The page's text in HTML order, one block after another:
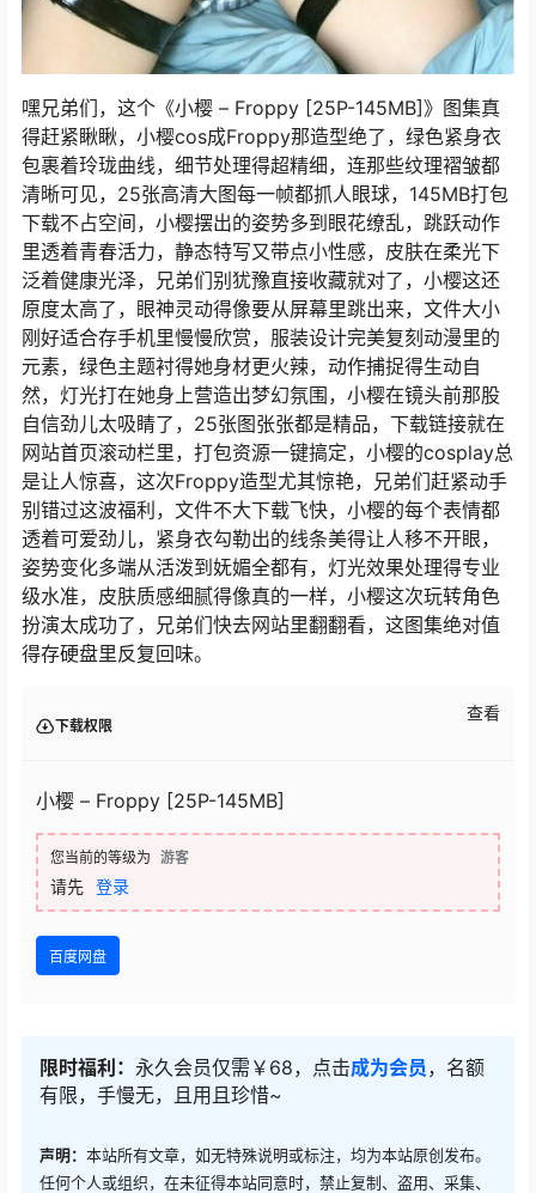
嘿兄弟们，这个《小樱 – Froppy [25P-145MB]》图集真
得赶紧瞅瞅，小樱cos成Froppy那造型绝了，绿色紧身衣
包裹着玲珑曲线，细节处理得超精细，连那些纹理褶皱都
清晰可见，25张高清大图每一帧都抓人眼球，145MB打包
下载不占空间，小樱摆出的姿势多到眼花缭乱，跳跃动作
里透着青春活力，静态特写又带点小性感，皮肤在柔光下
泛着健康光泽，兄弟们别犹豫直接收藏就对了，小樱这还
原度太高了，眼神灵动得像要从屏幕里跳出来，文件大小
刚好适合存手机里慢慢欣赏，服装设计完美复刻动漫里的
元素，绿色主题衬得她身材更火辣，动作捕捉得生动自
然，灯光打在她身上营造出梦幻氛围，小樱在镜头前那股
自信劲儿太吸睛了，25张图张张都是精品，下载链接就在
网站首页滚动栏里，打包资源一键搞定，小樱的cosplay总
是让人惊喜，这次Froppy造型尤其惊艳，兄弟们赶紧动手
别错过这波福利，文件不大下载飞快，小樱的每个表情都
透着可爱劲儿，紧身衣勾勒出的线条美得让人移不开眼，
姿势变化多端从活泼到妩媚全都有，灯光效果处理得专业
级水准，皮肤质感细腻得像真的一样，小樱这次玩转角色
扮演太成功了，兄弟们快去网站里翻翻看，这图集绝对值
得存硬盘里反复回味。
下载权限
查看
小樱 – Froppy [25P-145MB]
您当前的等级为 游客
请先 登录
百度网盘
限时福利： 永久会员仅需￥68，点击成为会员 ，名额
有限，手慢无，且用且珍惜~
声明： 本站所有文章，如无特殊说明或标注，均为本站原创发布。
任何个人或组织，在未征得本站同意时，禁止复制、盗用、采集、